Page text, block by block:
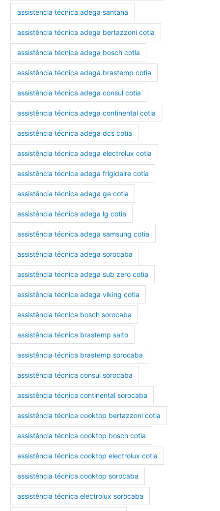
assistencia técnica adega santana
assistência técnica adega bertazzoni cotia
assistência técnica adega bosch cotia
assistência técnica adega brastemp cotia
assistência técnica adega consul cotia
assistência técnica adega continental cotia
assistência técnica adega dcs cotia
assistência técnica adega electrolux cotia
assistência técnica adega frigidaire cotia
assistência técnica adega ge cotia
assistência técnica adega lg cotia
assistência técnica adega samsung cotia
assistência técnica adega sorocaba
assistência técnica adega sub zero cotia
assistência técnica adega viking cotia
assistência técnica bosch sorocaba
assistência técnica brastemp salto
assistência técnica brastemp sorocaba
assistência técnica consul sorocaba
assistência técnica continental sorocaba
assistência técnica cooktop bertazzoni cotia
assistência técnica cooktop bosch cotia
assistência técnica cooktop electrolux cotia
assistência técnica cooktop sorocaba
assistência técnica electrolux sorocaba